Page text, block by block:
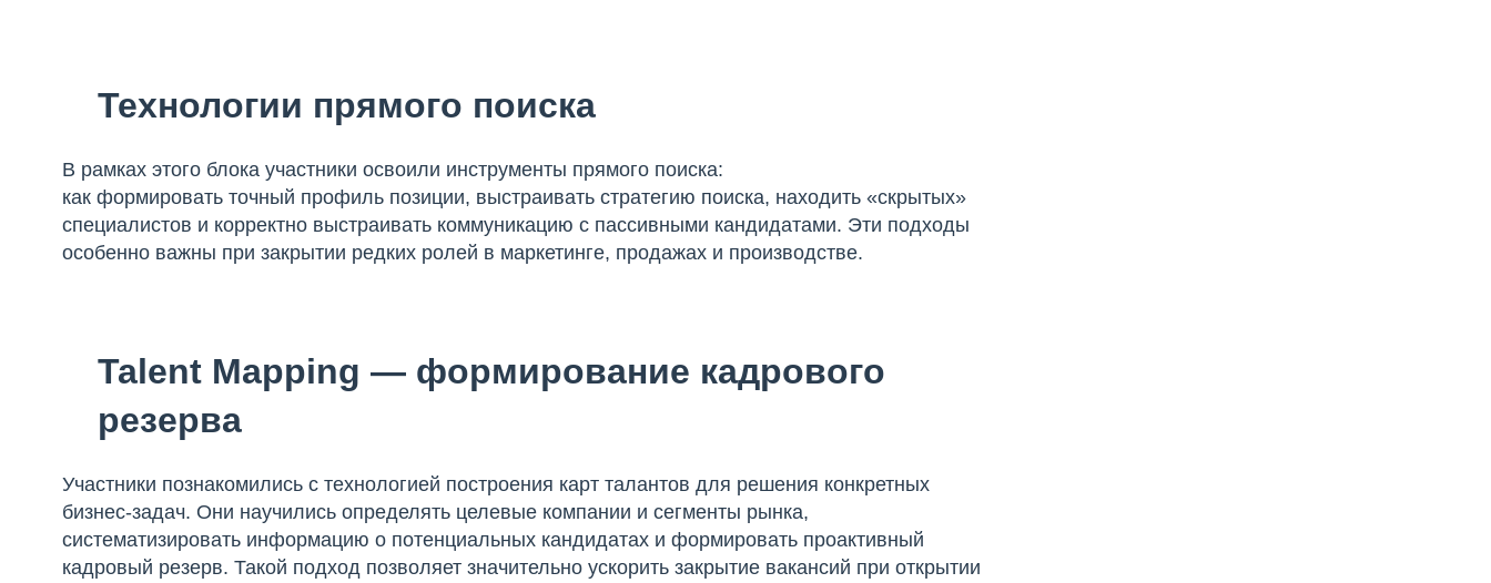
Технологии прямого поиска
В рамках этого блока участники освоили инструменты прямого поиска:
как формировать точный профиль позиции, выстраивать стратегию поиска, находить «скрытых»
специалистов и корректно выстраивать коммуникацию с пассивными кандидатами. Эти подходы
особенно важны при закрытии редких ролей в маркетинге, продажах и производстве.
Talent Mapping — формирование кадрового
резерва
Участники познакомились с технологией построения карт талантов для решения конкретных
бизнес-задач. Они научились определять целевые компании и сегменты рынка,
систематизировать информацию о потенциальных кандидатах и формировать проактивный
кадровый резерв. Такой подход позволяет значительно ускорить закрытие вакансий при открытии